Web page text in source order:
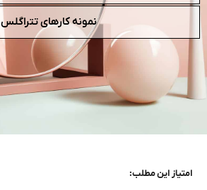
نمونه کارهای تتراگلس
امتیاز این مطلب: